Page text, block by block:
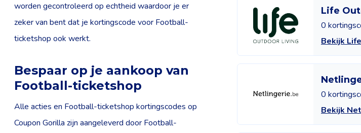
worden gecontroleerd op echtheid waardoor je er
zeker van bent dat je kortingscode voor Football-
ticketshop ook werkt.
Bespaar op je aankoop van
Football-ticketshop
Alle acties en Football-ticketshop kortingscodes op
Coupon Gorilla zijn aangeleverd door Football-
Life
0
Bekijk
0
Bekijk